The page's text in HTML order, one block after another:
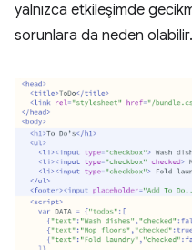
yalnızca etkileşimde
sorunlara da neden olabilir.